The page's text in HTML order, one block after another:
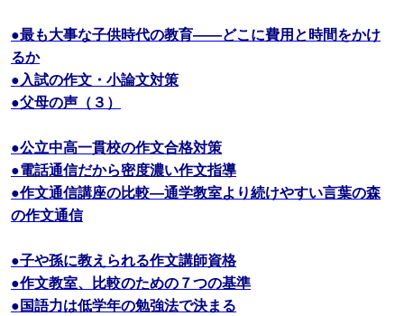
●最も大事な子供時代の教育――どこに費用と時間をかけ
るか
●入試の作文・小論文対策
●父母の声（３）
●公立中高一貫校の作文合格対策
●電話通信だから密度濃い作文指導
●作文通信講座の比較―通学教室より続けやすい言葉の森
の作文通信
●子や孫に教えられる作文講師資格
●作文教室、比較のための７つの基準
●国語力は低学年の勉強法で決まる